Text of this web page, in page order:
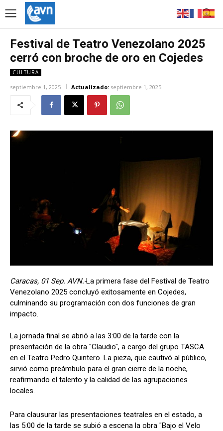
Festival de Teatro Venezolano 2025
cerró con broche de oro en Cojedes
CULTURA
septiembre 1, 2025 Actualizado: septiembre 1, 2025
Caracas, 01 Sep. AVN.-La primera fase del Festival de Teatro
Venezolano 2025 concluyó exitosamente en Cojedes,
culminando su programación con dos funciones de gran
impacto.
La jornada final se abrió a las 3:00 de la tarde con la
presentación de la obra "Claudio", a cargo del grupo TASCA
en el Teatro Pedro Quintero. La pieza, que cautivó al público,
sirvió como preámbulo para el gran cierre de la noche,
reafirmando el talento y la calidad de las agrupaciones
locales.
Para clausurar las presentaciones teatrales en el estado, a
las 5:00 de la tarde se subió a escena la obra "Bajo el Velo